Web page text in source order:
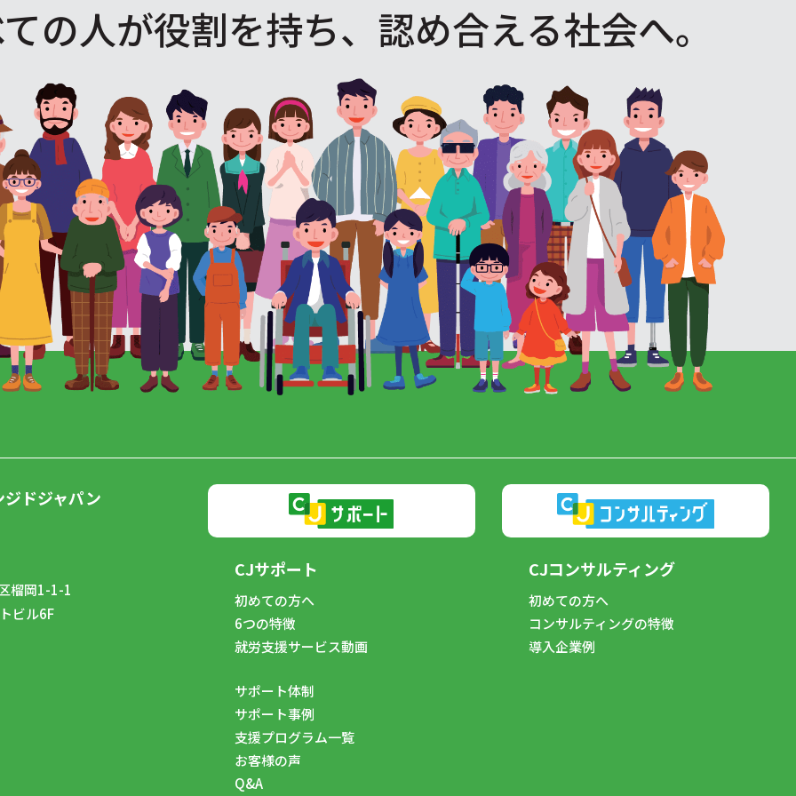
の人が役割を持ち、認め合える社会へ。
ドジャパン
榴岡1-1-1
ビル6F
CJサポート
初めての方へ
6つの特徴
就労支援サービス動画
サポート体制
サポート事例
支援プログラム一覧
お客様の声
Q&A
CJコンサルティング
初めての方へ
コンサルティングの特徴
導入企業例